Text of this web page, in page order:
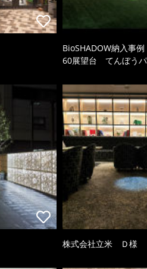
BioSHADOW納入事
60展望台 てんぼう
株式会社立米 Ｄ様